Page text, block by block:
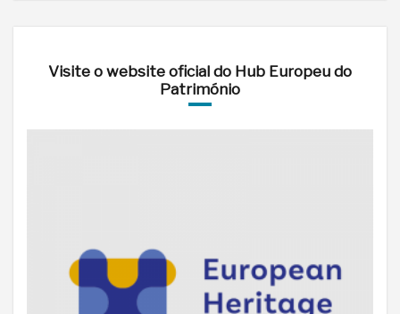
Visite o website oficial do Hub Europeu do
Património